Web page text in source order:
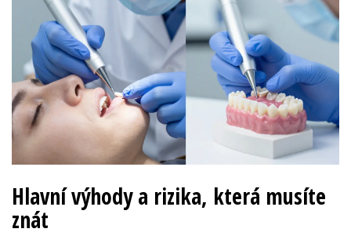
Hlavní výhody a rizika, která musíte
znát